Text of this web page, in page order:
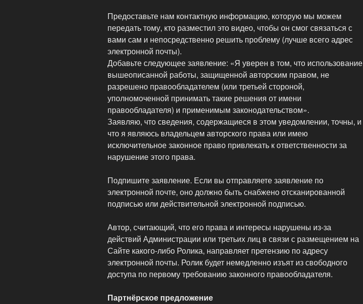
Предоставьте нам контактную информацию, которую мы можем
передать тому, кто разместил это видео, чтобы он смог связаться с
вами сам и непосредственно решить проблему (лучше всего адрес
электронной почты).
Добавьте следующее заявление: «Я уверен в том, что использование
вышеописанной работы, защищенной авторским правом, не
разрешено правообладателем (или третьей стороной,
уполномоченной принимать такие решения от имени
правообладателя) и применимым законодательством».
Заявляю, что сведения, содержащиеся в этом уведомлении, точны, и
что я являюсь владельцем авторского права или имею
исключительное законное право привлекать к ответственности за
нарушение этого права.
Подпишите заявление. Если вы отправляете заявление по
электронной почте, оно должно быть снабжено отсканированной
подписью или действительной электронной подписью.
Автор, считающий, что его права и интересы нарушены из-за
действий Администрации или третьих лиц в связи с размещением на
Сайте какого-либо Ролика, направляет претензию по адресу
электронной почты. Ролик будет немедленно изъят из свободного
доступа по первому требованию законного правообладателя.
Партнёрское предложение